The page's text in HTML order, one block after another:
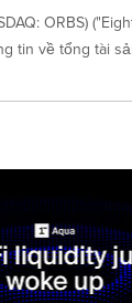
ORBS)
tin về tổng tài